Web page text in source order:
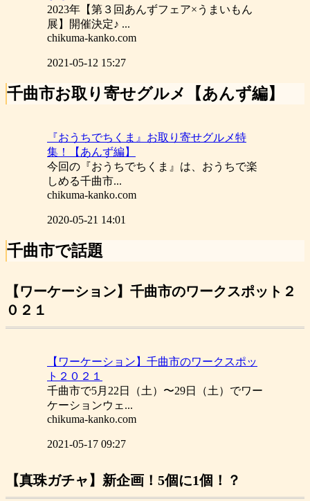
2023年【第３回あんずフェア×うまいもん
展】開催決定♪ ...
chikuma-kanko.com
2021-05-12 15:27
千曲市お取り寄せグルメ【あんず編】
『おうちでちくま』お取り寄せグルメ特
集！【あんず編】
今回の『おうちでちくま』は、おうちで楽
しめる千曲市...
chikuma-kanko.com
2020-05-21 14:01
千曲市で話題
【ワーケーション】千曲市のワークスポット２
０２１
【ワーケーション】千曲市のワークスポッ
ト２０２１
千曲市で5月22日（土）〜29日（土）でワー
ケーションウェ...
chikuma-kanko.com
2021-05-17 09:27
【真珠ガチャ】新企画！5個に1個！？